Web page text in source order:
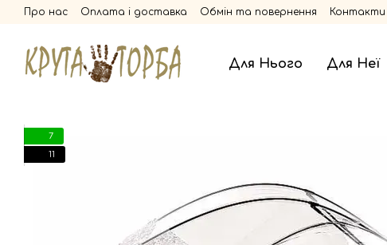
Перейти до основного контенту
Про нас Оплата і доставка Обмін та повернення Контакти
Для Нього Для Неї
7
11